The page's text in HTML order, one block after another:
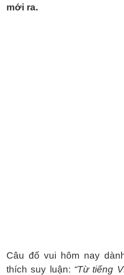
mới ra.
Câu đố vui hôm nay
thích suy luận: “Từ tiếng